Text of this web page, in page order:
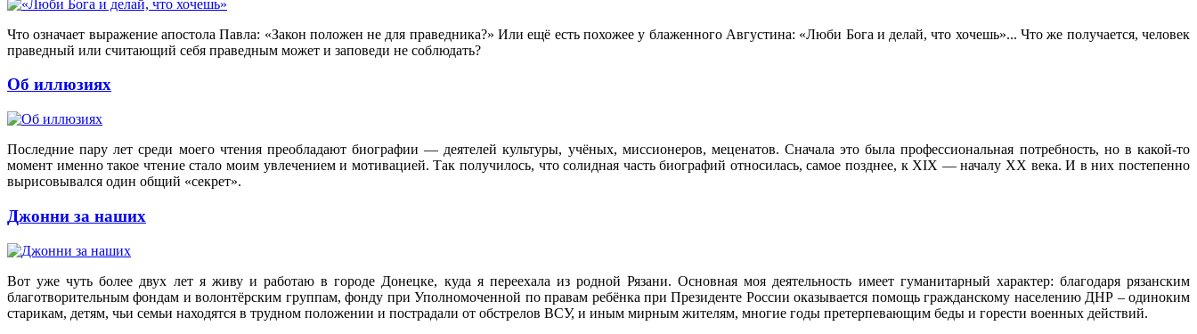
Что означает выражение апостола Павла: «Закон положен не для праведника?» Или ещё есть похожее у блаженного Августина: «Люби Бога и делай, что хочешь»... Что же получается, человек
праведный или считающий себя праведным может и заповеди не соблюдать?
Об иллюзиях
Последние пару лет среди моего чтения преобладают биографии — деятелей культуры, учёных, миссионеров, меценатов. Сначала это была профессиональная потребность, но в какой-то
момент именно такое чтение стало моим увлечением и мотивацией. Так получилось, что солидная часть биографий относилась, самое позднее, к XIX — началу XX века. И в них постепенно
вырисовывался один общий «секрет».
Джонни за наших
Вот уже чуть более двух лет я живу и работаю в городе Донецке, куда я переехала из родной Рязани. Основная моя деятельность имеет гуманитарный характер: благодаря рязанским
благотворительным фондам и волонтёрским группам, фонду при Уполномоченной по правам ребёнка при Президенте России оказывается помощь гражданскому населению ДНР – одиноким
старикам, детям, чьи семьи находятся в трудном положении и пострадали от обстрелов ВСУ, и иным мирным жителям, многие годы претерпевающим беды и горести военных действий.